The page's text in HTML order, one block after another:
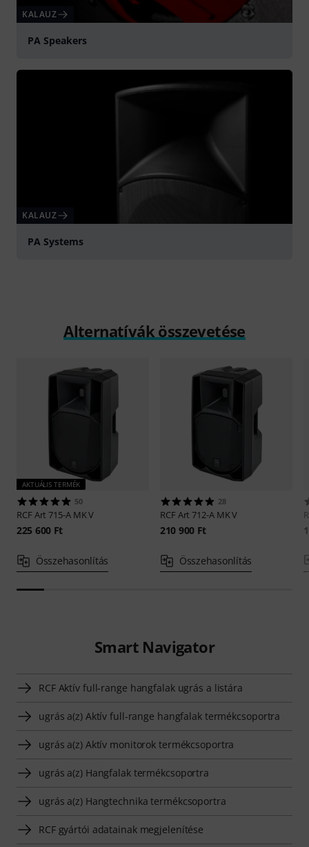
KALAUZ
PA Speakers
KALAUZ
PA Systems
Alternatívák összevetése
AKTUÁLIS TERMÉK
50
RCFArt 715-A MK V
225 600 Ft
Összehasonlítás
28
RCFArt 712-A MK V
210 900 Ft
Összehasonlítás
Smart Navigator
RCF Aktív full-range hangfalak ugrás a listára
ugrás a(z) Aktív full-range hangfalak termékcsoportra
ugrás a(z) Aktív monitorok termékcsoportra
ugrás a(z) Hangfalak termékcsoportra
ugrás a(z) Hangtechnika termékcsoportra
RCF gyártói adatainak megjelenítése